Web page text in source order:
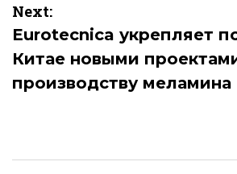
Next:
Eurotecnica укрепляет
Китае новыми
производству меламина